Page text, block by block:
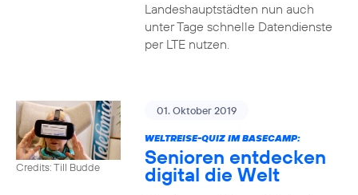
Landeshauptstädten nun auch
unter Tage schnelle Datendienste
per LTE nutzen.
Credits: Till Budde
01. Oktober 2019
WELTREISE-QUIZ IM BASECAMP:
Senioren entdecken
digital die Welt